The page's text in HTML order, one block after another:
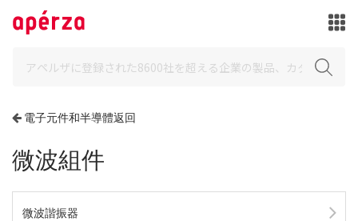
電子元件和半導體返回
微波組件
微波諧振器